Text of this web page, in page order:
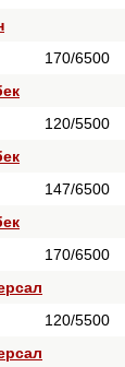
170/6500
120/5500
147/6500
170/6500
120/5500